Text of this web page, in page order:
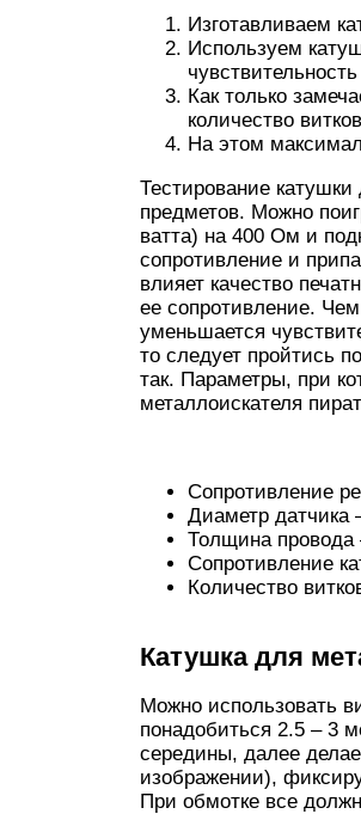
Изготавливаем
Используем
Как только
количество
На этом
Тестирование
предметов. Можно
ватта) на 400 Ом и
сопротивление и
влияет качество
ее сопротивление.
уменьшается
то следует пройтись
так. Параметры, при
металлоискателя
Сопротивление
Диаметр датчика
Толщина
Сопротивление
Количество
Катушка для
Можно использовать
понадобиться 2.5 – 3
середины, далее
изображении),
При обмотке все